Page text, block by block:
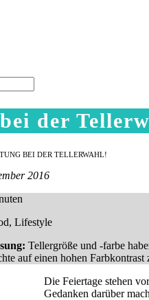
der
BEI DER TELLERWAHL!
2016
Lifestyle
Tellergröße und -farbe
auf einen hohen Farbkontrast
Die Feiertage stehen
Gedanken darüber